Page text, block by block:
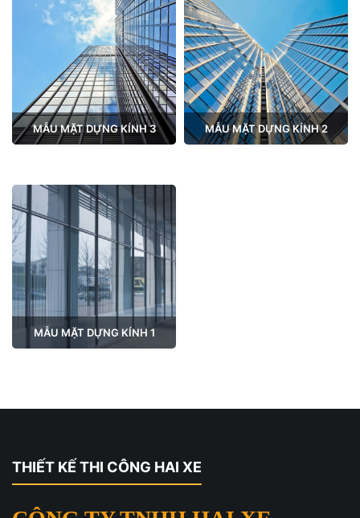
MẪU MẶT DỰNG KÍNH 3 MẪU MẶT DỰNG KÍNH 2
MẪU MẶT DỰNG KÍNH 1
THIẾT KẾ THI CÔNG HAI XE